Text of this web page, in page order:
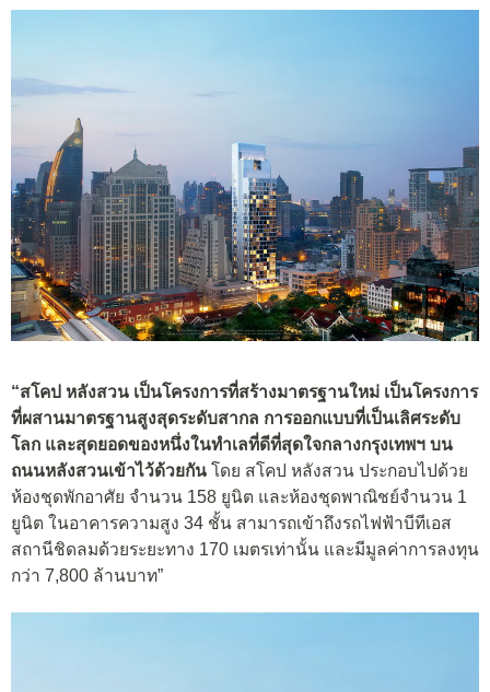
“สโคป หลังสวน เป็นโครงการที่สร้างมาตรฐานใหม่ เป็นโครงการ
ที่ผสานมาตรฐานสูงสุดระดับสากล การออกแบบที่เป็นเลิศระดับ
โลก และสุดยอดของหนึ่งในทำเลที่ดีที่สุดใจกลางกรุงเทพฯ บน
ถนนหลังสวนเข้าไว้ด้วยกัน โดย สโคป หลังสวน ประกอบไปด้วย
ห้องชุดพักอาศัย จำนวน 158 ยูนิต และห้องชุดพาณิชย์จำนวน 1
ยูนิต ในอาคารความสูง 34 ชั้น สามารถเข้าถึงรถไฟฟ้าบีทีเอส
สถานีชิดลมด้วยระยะทาง 170 เมตรเท่านั้น และมีมูลค่าการลงทุน
กว่า 7,800 ล้านบาท”